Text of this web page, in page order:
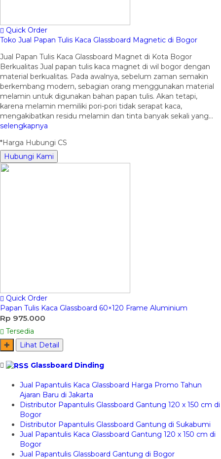
Quick Order
Toko Jual Papan Tulis Kaca Glassboard Magnetic di Bogor
Jual Papan Tulis Kaca Glassboard Magnet di Kota Bogor
Berkualitas Jual papan tulis kaca magnet di wil bogor dengan
material berkualitas. Pada awalnya, sebelum zaman semakin
berkembang modern, sebagian orang menggunakan material
melamin untuk digunakan bahan papan tulis. Akan tetapi,
karena melamin memiliki pori-pori tidak serapat kaca,
mengakibatkan residu melamin dan tinta banyak sekali yang…
selengkapnya
*Harga Hubungi CS
Hubungi Kami
Quick Order
Papan Tulis Kaca Glassboard 60×120 Frame Aluminium
Rp 975.000
Tersedia
✚
Lihat Detail
Glassboard Dinding
Jual Papantulis Kaca Glassboard Harga Promo Tahun
Ajaran Baru di Jakarta
Distributor Papantulis Glassboard Gantung 120 x 150 cm di
Bogor
Distributor Papantulis Glassboard Gantung di Sukabumi
Jual Papantulis Kaca Glassboard Gantung 120 x 150 cm di
Bogor
Jual Papantulis Glassboard Gantung di Bogor